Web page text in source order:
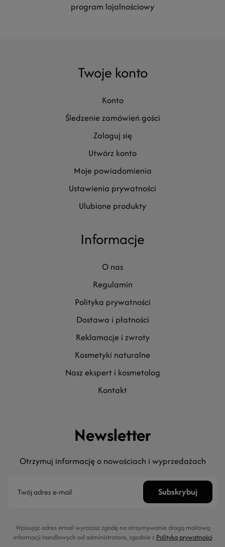
program lojalnościowy
Informacje
o nas
regulamin
polityka prywatności
dostawa i płatności
reklamacje i zwroty
kosmetyki naturalne
nasz ekspert i kosmetolog
kontakt
Newsletter
Otrzymuj informację o nowościach i wyprzedażach
Wpisując adres email wyrażasz zgodę na otrzymywanie drogą mailową
informacji handlowych od administratora, zgodnie z Polityką prywatności
Twoje konto
konto
śledzenie zamówień gości
zaloguj się
utwórz konto
moje powiadomienia
ustawienia prywatności
ulubione produkty